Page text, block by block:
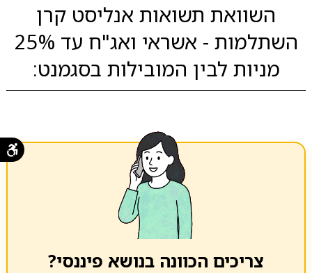
השוואת תשואות אנליסט קרן
השתלמות - אשראי ואג"ח עד 25%
מניות לבין המובילות בסגמנט:
צריכים הכוונה בנושא פיננסי?